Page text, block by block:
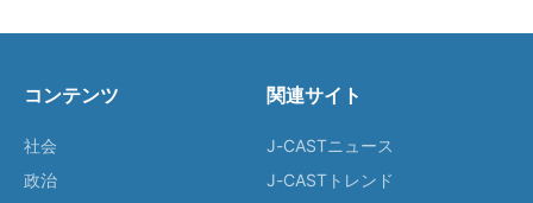
コンテンツ
社会
政治
関連サイト
J-CASTニュース
J-CASTトレンド